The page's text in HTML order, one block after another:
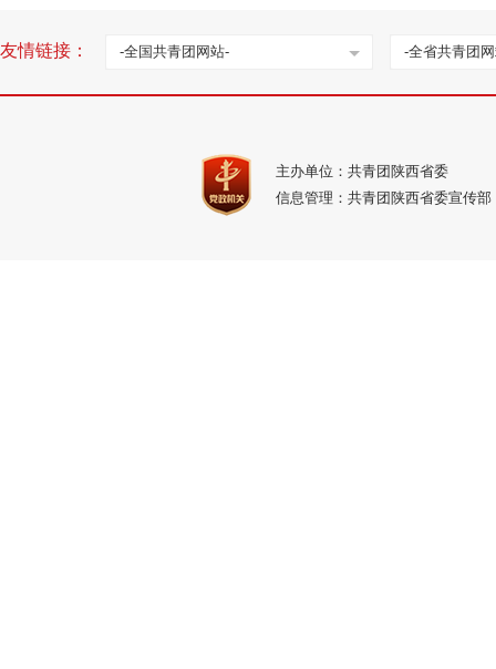
友情链接： -全国共青团网站- -全省共青团
主办单位：共青团陕西省委
信息管理：共青团陕西省委宣传部